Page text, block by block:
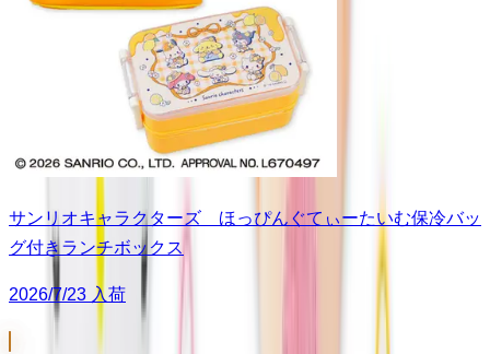
サンリオキャラクターズ ほっぴんぐてぃーたいむ保冷バッ
グ付きランチボックス
2026/7/23 入荷